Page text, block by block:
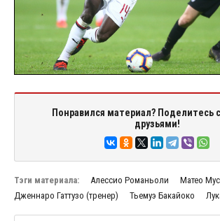
Понравился материал? Поделитесь
друзьями!
Тэги материала: Алессио Романьоли
Матео
Дженнаро Гаттузо (тренер)
Тьемуэ Бакайоко